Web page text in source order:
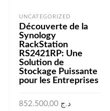
UNCATEGORIZED
Découverte de la
Synology
RackStation
RS2421RP: Une
Solution de
Stockage Puissante
pour les Entreprises
د.ج 852.500,00